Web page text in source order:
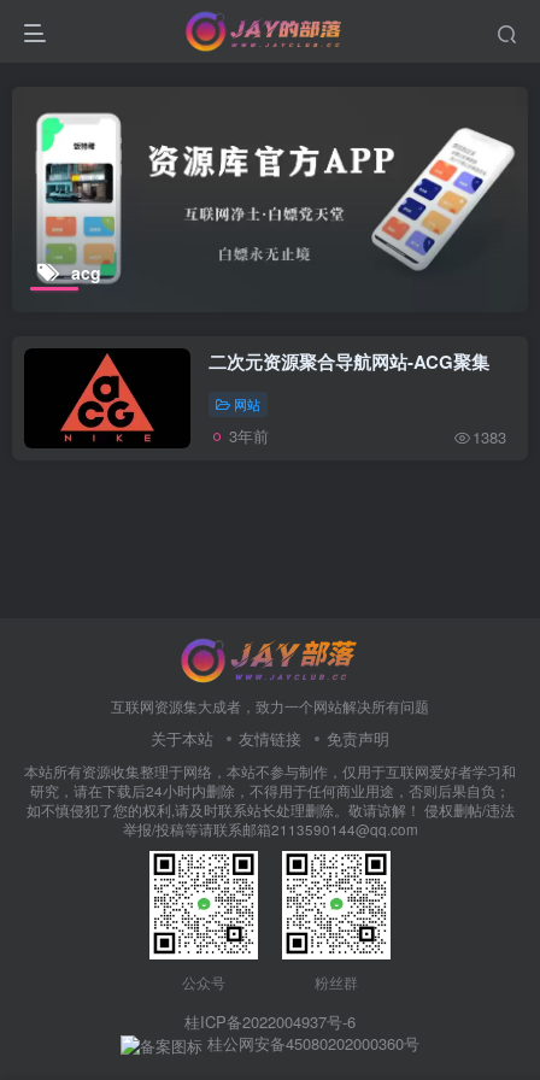
acg
二次元资源聚合导航网站-ACG聚集
网站
3年前 1383
互联网资源集大成者，致力一个网站解决所有问题
关于本站 友情链接 免责声明
本站所有资源收集整理于网络，本站不参与制作，仅用于互联网爱好者学习和
研究，请在下载后24小时内删除，不得用于任何商业用途，否则后果自负；
如不慎侵犯了您的权利,请及时联系站长处理删除。敬请谅解！ 侵权删帖/违法
举报/投稿等请联系邮箱2113590144@qq.com
公众号 粉丝群
桂ICP备2022004937号-6
桂公网安备45080202000360号